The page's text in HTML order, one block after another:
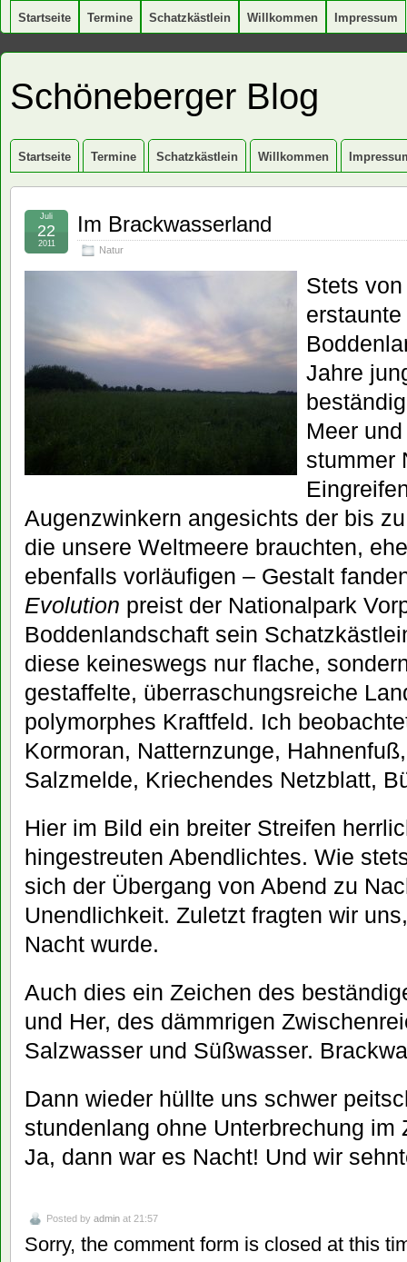
Startseite Termine Schatzkästlein Willkommen Impressum
Schöneberger Blog
Startseite Termine Schatzkästlein Willkommen
Im Brackwasserland
Natur
Juli
22
2011
Stets
Jahre
Meer
stummer
Augenzwinkern angesichts der bis
die unsere Weltmeere brauchten,
ebenfalls vorläufigen – Gestalt
Evolution preist der Nationalpark
Boddenlandschaft sein
diese keineswegs nur flache,
gestaffelte, überraschungsreiche
polymorphes Kraftfeld. Ich
Kormoran, Natternzunge,
Salzmelde, Kriechendes Netzblatt,
Hier im Bild ein breiter Streifen
hingestreuten Abendlichtes. Wie
sich der Übergang von Abend zu
Unendlichkeit. Zuletzt fragten wir
Nacht wurde.
Auch dies ein Zeichen des
und Her, des dämmrigen
Salzwasser und Süßwasser.
Dann wieder hüllte uns schwer
stundenlang ohne Unterbrechung im
Ja, dann war es Nacht! Und wir
Posted by admin at 21:57
Sorry, the comment form is closed at this